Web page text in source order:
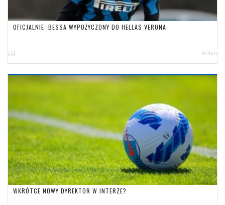
OFICJALNIE: BESSA WYPOŻYCZONY DO HELLAS VERONA
[2] Anton
WKRÓTCE NOWY DYREKTOR W INTERZE?